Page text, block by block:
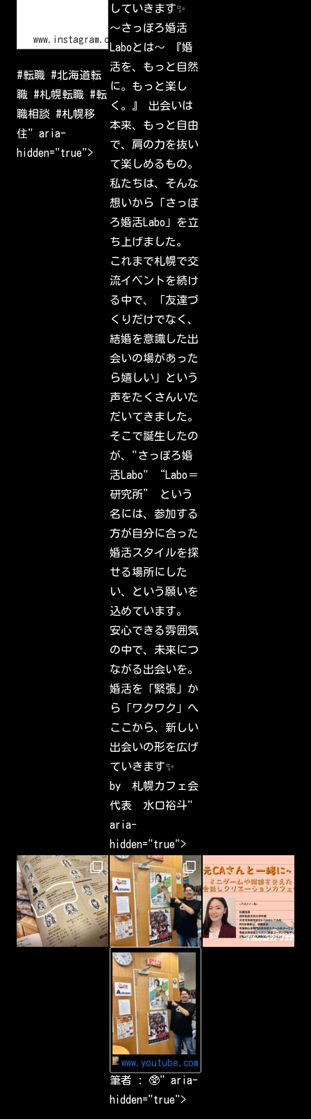
•
I
n
g
a
W
l
o
b
a
c
k
t
o
I
n
t
a
g
r
a
.
S
i
n
i
n
o
c
h
e
c
k
o
u
t
w
h
a
t
o
u
r
f
r
i
e
n
d
,
a
m
i
l
y
&
i
t
e
r
s
t
s
h
a
e
b
e
e
c
a
p
u
r
i
n
g
h
a
i
g
a
r
o
u
n
t
www.instagram.com
#転職 #北海道転
職 #札幌転職 #転
職相談 #札幌移
住" aria-
hidden="true">
していきます✨
〜さっぽろ婚活
Laboとは〜 『婚
活を、もっと自然
に。もっと楽し
く。』 出会いは
本来、もっと自由
で、肩の力を抜い
て楽しめるもの。
私たちは、そんな
想いから「さっぽ
ろ婚活Labo」を立
ち上げました。
これまで札幌で交
流イベントを続け
る中で、「友達づ
くりだけでなく、
結婚を意識した出
会いの場があった
ら嬉しい」という
声をたくさんいた
だいてきました。
そこで誕生したの
が、"さっぽろ婚
活Labo" “Labo＝
研究所” という
名には、参加する
方が自分に合った
婚活スタイルを探
せる場所にした
い、という願いを
込めています。
安心できる雰囲気
の中で、未来につ
ながる出会いを。
婚活を「緊張」か
ら「ワクワク」へ
ここから、新しい
出会いの形を広げ
ていきます✨
by 札幌カフェ会
代表 水口裕斗"
aria-
hidden="true">
www.youtube.com
筆者 : 🥸" aria-
hidden="true">